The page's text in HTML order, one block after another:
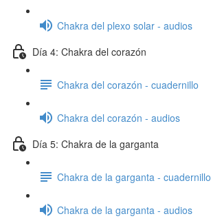
Chakra del plexo solar - audios
Día 4: Chakra del corazón
Chakra del corazón - cuadernillo
Chakra del corazón - audios
Día 5: Chakra de la garganta
Chakra de la garganta - cuadernillo
Chakra de la garganta - audios